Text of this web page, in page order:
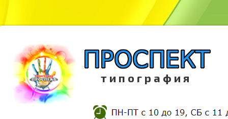
т и п о г р а ф и я